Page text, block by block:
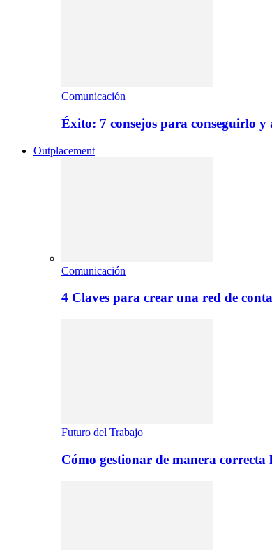
Comunicación
Éxito: 7 consejos para conseguirlo y
Outplacement
Comunicación
4 Claves para crear una red de
Futuro del Trabajo
Cómo gestionar de manera